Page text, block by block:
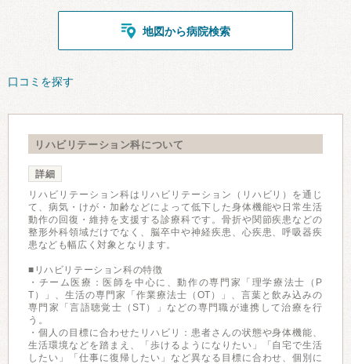
地図から病院検索
口コミを探す
リハビリテーション科について
詳細
リハビリテーション科はリハビリテーション（リハビリ）を通じ
て、病気・けが・加齢などによって低下した身体機能や日常生活
動作の回復・維持を支援する診療科です。骨折や関節疾患などの
整形外科領域だけでなく、脳卒中や神経疾患、心疾患、呼吸器疾
患なども幅広く対象となります。
■リハビリテーション科の特徴
・チーム医療：医師を中心に、動作の専門家「理学療法士（P
T）」、生活の専門家「作業療法士（OT）」、言葉と飲み込みの
専門家「言語聴覚士（ST）」などの専門職が連携して治療を行
う。
・個人の目標に合わせたリハビリ：患者さんの状態や身体機能、
生活環境などを踏まえ、「歩けるようになりたい」「自宅で生活
したい」「仕事に復帰したい」など異なる目標に合わせ、個別に